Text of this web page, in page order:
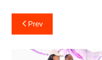
Navigasi
pos
Prev